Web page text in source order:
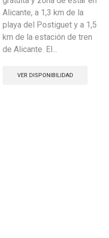
Alicante, a 1,3 km de la
playa del Postiguet y a 1,5
km de la estación de tren
de Alicante. El...
VER DISPONIBILIDAD